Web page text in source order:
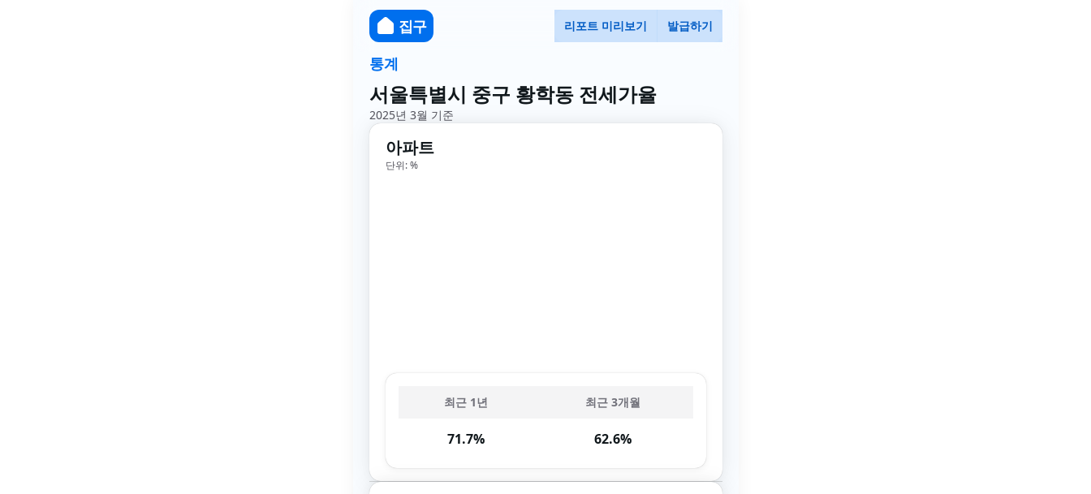
집구 리포트 미리보기 발급하기
통계
서울특별시 중구 황학동 전세가율
2025년 3월 기준
아파트
단위: %
최근 1년 최근 3개월
71.7% 62.6%